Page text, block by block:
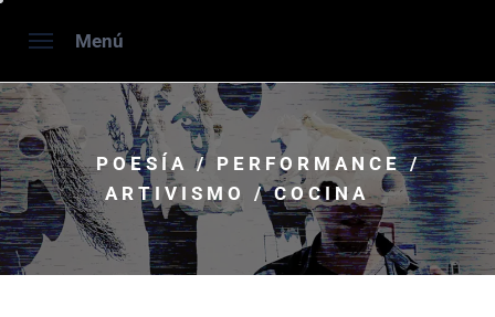
Menú
POESÍA / PERFORMANCE /
ARTIVISMO / COCINA